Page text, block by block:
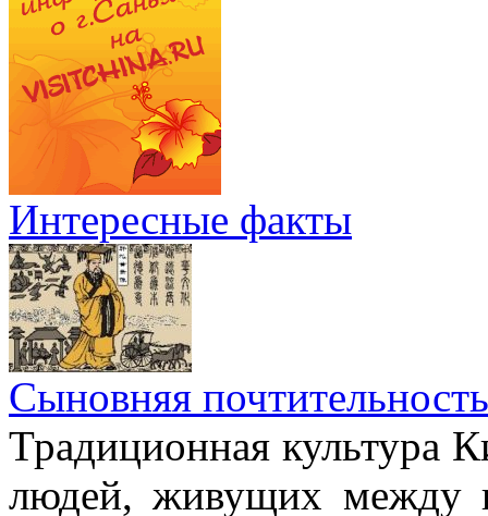
Интересные факты
Сыновняя почтительность
Традиционная культура
людей, живущих между